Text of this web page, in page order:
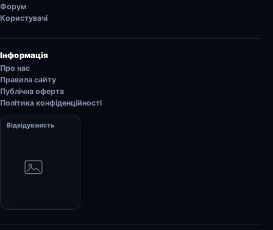
Форум
Користувачі
Інформація
Про нас
Правила сайту
Публічна оферта
Політика конфіденційності
Відвідуваність